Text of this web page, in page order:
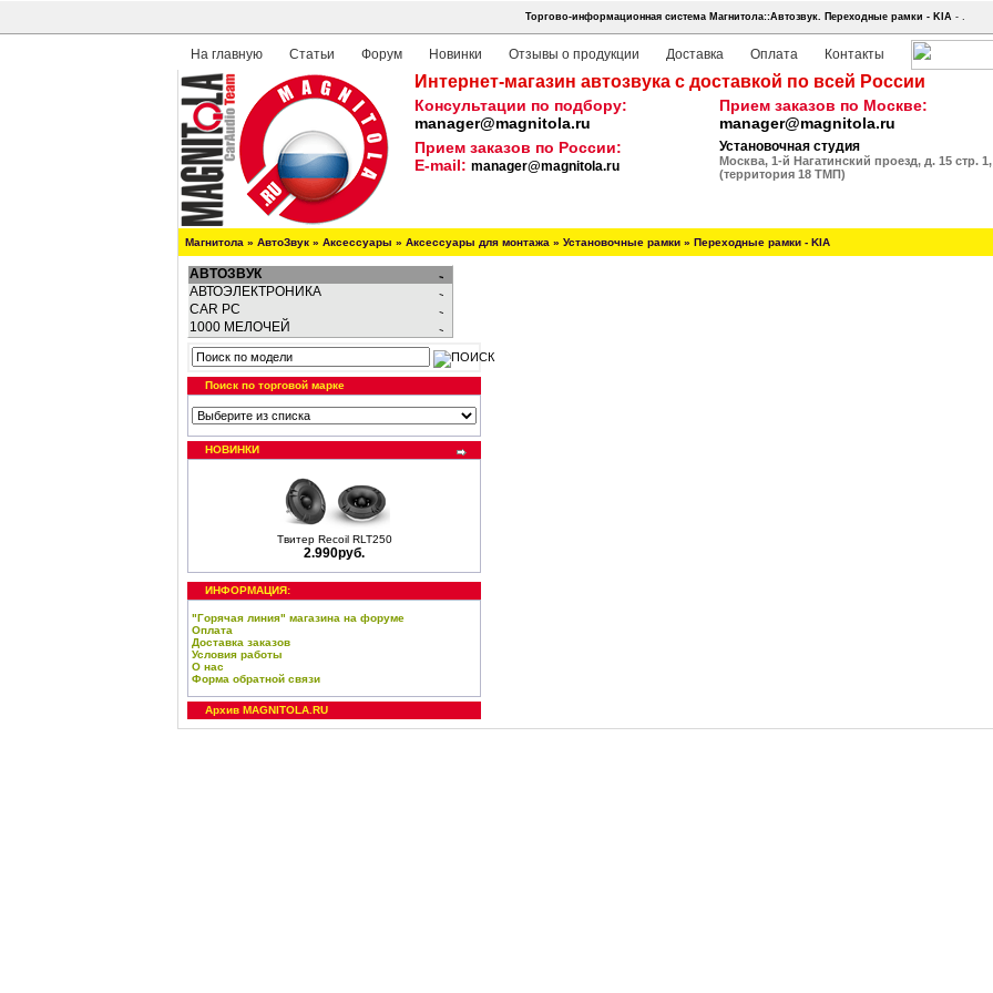
Торгово-информационная система Магнитола::Автозвук. Переходные рамки - KIA- .
На главную Статьи Форум Новинки Отзывы о продукции Доставка Оплата Контакты
Интернет-магазин автозвука с доставкой по всей России
Консультации по подбору:
manager@magnitola.ru
Прием заказов по Москве:
manager@magnitola.ru
Прием заказов по России:
E-mail: manager@magnitola.ru
Установочная студия
Москва, 1-й Нагатинский проезд, д. 15 стр. 1,
(территория 18 ТМП)
Магнитола » АвтоЗвук » Аксессуары » Аксессуары для монтажа » Установочные рамки » Переходные рамки - KIA
АВТОЗВУК
АВТОЭЛЕКТРОНИКА
CAR PC
1000 МЕЛОЧЕЙ
Поиск по торговой марке
НОВИНКИ
Твитер Recoil RLT250
2.990руб.
ИНФОРМАЦИЯ:
"Горячая линия" магазина на форуме
Оплата
Доставка заказов
Условия работы
О нас
Форма обратной связи
Архив MAGNITOLA.RU